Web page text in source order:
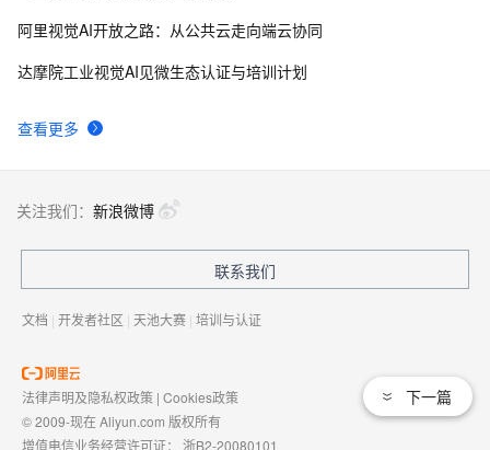
查看更多
阿里视觉AI开放之路：从公共云走向端云协同
达摩院工业视觉AI见微生态认证与培训计划
下一篇
关注我们： 新浪微博
联系我们
文档 | 开发者社区 | 天池大赛 | 培训与认证
法律声明及隐私权政策 | Cookies政策
© 2009-现在 Aliyun.com 版权所有
增值电信业务经营许可证： 浙B2-20080101